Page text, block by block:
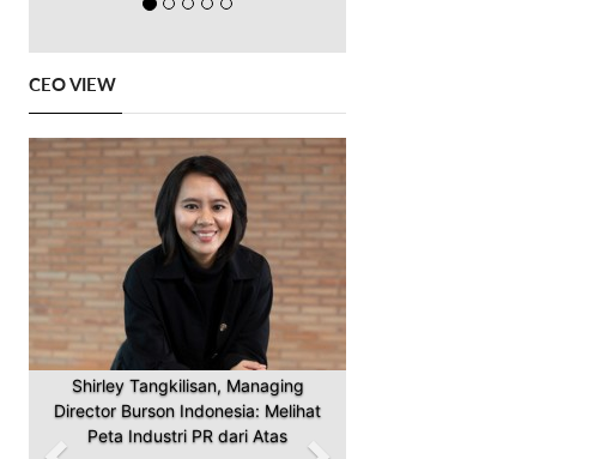
CEO VIEW
Shirley Tangkilisan, Managing
Director Burson Indonesia: Melihat
Peta Industri PR dari Atas
Previous Next